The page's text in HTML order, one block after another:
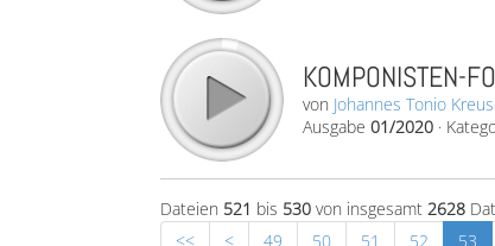
KOMPONISTEN-
von Johannes Tonio
Ausgabe 01/2020 ·
Dateien 521 bis 530 von insgesamt 2628
<<
< 49 50 51 52 53